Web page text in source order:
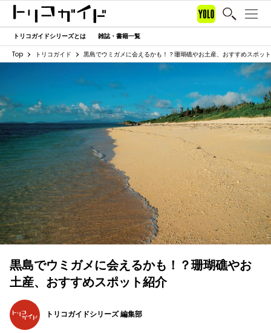
トリコガイドシリーズとは 雑誌・書籍一覧
Top トリコガイド 黒島でウミガメに会えるかも！？珊瑚礁やお土産、おすすめスポッ
黒島でウミガメに会えるかも！？珊瑚礁やお
土産、おすすめスポット紹介
トリコガイドシリーズ 編集部